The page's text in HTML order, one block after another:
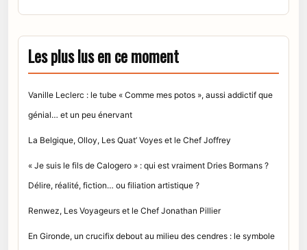
Les plus lus en ce moment
Vanille Leclerc : le tube « Comme mes potos », aussi addictif que
génial… et un peu énervant
La Belgique, Olloy, Les Quat’ Voyes et le Chef Joffrey
« Je suis le fils de Calogero » : qui est vraiment Dries Bormans ?
Délire, réalité, fiction… ou filiation artistique ?
Renwez, Les Voyageurs et le Chef Jonathan Pillier
En Gironde, un crucifix debout au milieu des cendres : le symbole